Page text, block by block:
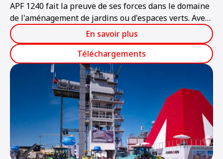
APF 1240 fait la preuve de ses forces dans le domaine
de l'aménagement de jardins ou d'espaces verts. Avec
son design maniable et son étrier rabattable, elle
peut être guidée de façon aisée et confortable, même
dans les espaces réduits.
En savoir plus
Téléchargements